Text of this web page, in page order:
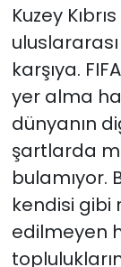
Kuzey
karşıya.
yer alma
dünyanın
şartlarda
bulamıyor.
kendisi
edilmeyen
YAŞAM
Yazarlar